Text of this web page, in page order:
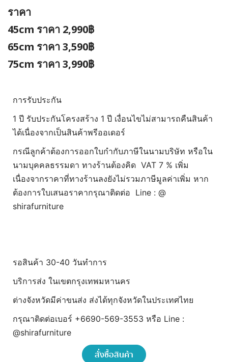
ราคา
45cm ราคา 2,990฿
65cm ราคา 3,590฿
75cm ราคา 3,990฿
การรับประกัน
1 ปี รับประกันโครงสร้าง 1 ปี เงื่อนไขไม่สามารถคืนสินค้า
ได้เนื่องจากเป็นสินค้าพรีออเดอร์
กรณีลูกค้าต้องการออกใบกำกับภาษีในนามบริษัท หรือใน
นามบุคคลธรรมดา ทางร้านต้องคิด VAT 7 % เพิ่ม
เนื่องจากราคาที่ทางร้านลงยังไม่รวมภาษีมูลค่าเพิ่ม หาก
ต้องการใบเสนอราคากรุณาติดต่อ Line : @
shirafurniture
รอสินค้า 30-40 วันทำการ
บริการส่ง ในเขตกรุงเทพมหานคร
ต่างจังหวัดมีค่าขนส่ง ส่งได้ทุกจังหวัดในประเทศไทย
กรุณาติดต่อเบอร์ +6690-569-3553 หรือ Line :
@shirafurniture
สั่งซื้อสินค้า